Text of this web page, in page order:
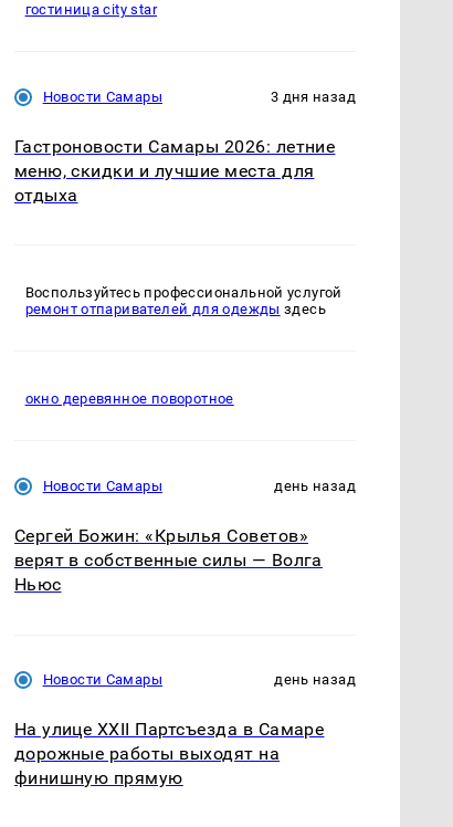
гостиница city star
Новости Самары 3 дня назад
Гастроновости Самары 2026: летние
меню, скидки и лучшие места для
отдыха
Воспользуйтесь профессиональной услугой
ремонт отпаривателей для одежды здесь
окно деревянное поворотное
Новости Самары день назад
Сергей Божин: «Крылья Советов»
верят в собственные силы — Волга
Ньюс
Новости Самары день назад
На улице XXII Партсъезда в Самаре
дорожные работы выходят на
финишную прямую